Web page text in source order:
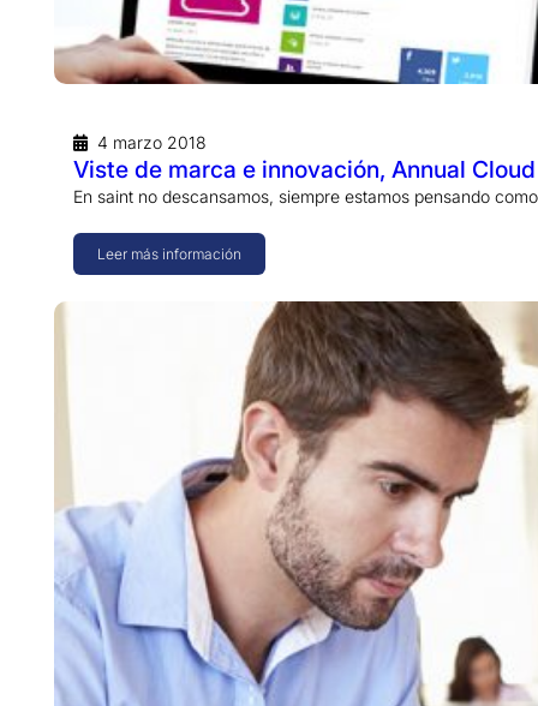
4 marzo 2018
Viste de marca e innovación, Annual Cloud
En saint no descansamos, siempre estamos pensando
Leer más información